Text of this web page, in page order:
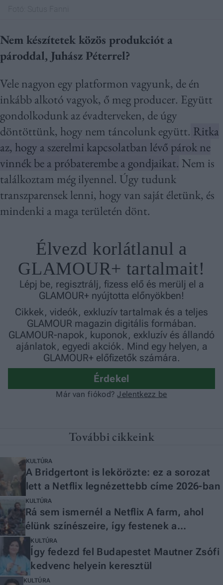
Nem készítetek közös produkciót a
pároddal, Juhász Péterrel?
Vele nagyon egy platformon vagyunk, de én
inkább alkotó vagyok, ő meg producer. Együtt
gondolkodunk az évadterveken, de úgy
döntöttünk, hogy nem táncolunk együtt. Ritka
az, hogy a szerelmi kapcsolatban lévő párok ne
vinnék be a próbaterembe a gondjaikat. Nem is
találkoztam még ilyennel. Úgy tudunk
transzparensek lenni, hogy van saját életünk, és
mindenki a maga területén dönt.
További cikkeink
KULTÚRA
A Bridgertont is lekörözte: ez a sorozat
lett a Netflix legnézettebb címe 2026-ban
KULTÚRA
Rá sem ismernél a Netflix A farm, ahol
élünk színészeire, így festenek a
valóságban
KULTÚRA
Így fedezd fel Budapestet Mautner Zsófi
kedvenc helyein keresztül
KULTÚRA